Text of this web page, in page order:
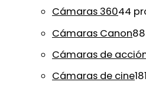
Cámaras 36044
Cámaras Canon8
Cámaras de
Cámaras de cine18